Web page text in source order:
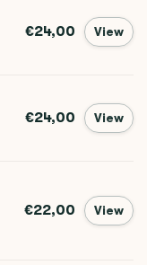
€24,00 View
€24,00 View
€22,00 View